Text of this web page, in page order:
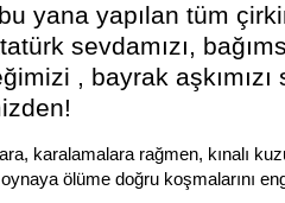
yana yapılan tüm
sevdamızı,
, bayrak
karalamalara rağmen, kınalı
ölüme doğru koşmalarını